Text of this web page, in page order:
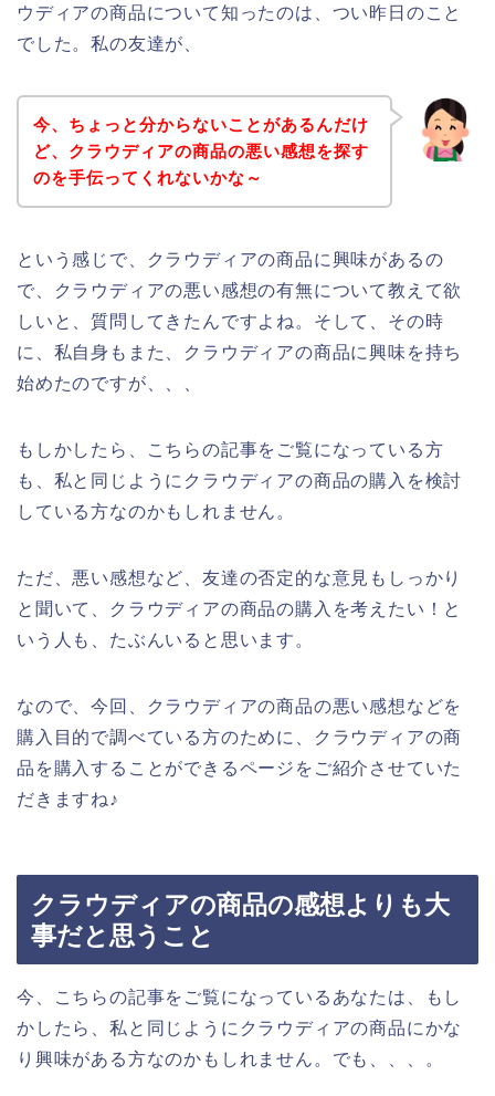
ウディアの商品について知ったのは、つい昨日のこと
でした。私の友達が、
今、ちょっと分からないことがあるんだけ
ど、クラウディアの商品の悪い感想を探す
のを手伝ってくれないかな～
という感じで、クラウディアの商品に興味があるの
で、クラウディアの悪い感想の有無について教えて欲
しいと、質問してきたんですよね。そして、その時
に、私自身もまた、クラウディアの商品に興味を持ち
始めたのですが、、、
もしかしたら、こちらの記事をご覧になっている方
も、私と同じようにクラウディアの商品の購入を検討
している方なのかもしれません。
ただ、悪い感想など、友達の否定的な意見もしっかり
と聞いて、クラウディアの商品の購入を考えたい！と
いう人も、たぶんいると思います。
なので、今回、クラウディアの商品の悪い感想などを
購入目的で調べている方のために、クラウディアの商
品を購入することができるページをご紹介させていた
だきますね♪
クラウディアの商品の感想よりも大
事だと思うこと
今、こちらの記事をご覧になっているあなたは、もし
かしたら、私と同じようにクラウディアの商品にかな
り興味がある方なのかもしれません。でも、、、。